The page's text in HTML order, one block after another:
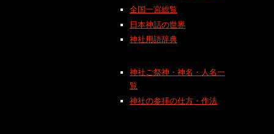
全国一宮総覧
日本神話の世界
神社用語辞典
神社ご祭神・神名・人名一
覧
神社の参拝の仕方・作法